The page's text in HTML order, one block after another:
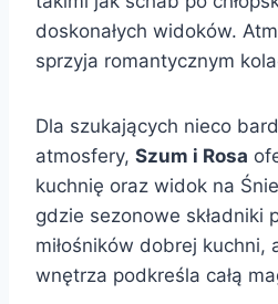
doskonałych widoków.
sprzyja romantycznym
Dla szukających nieco
atmosfery, Szum i Rosa
kuchnię oraz widok na
gdzie sezonowe składniki
miłośników dobrej kuchni,
wnętrza podkreśla całą